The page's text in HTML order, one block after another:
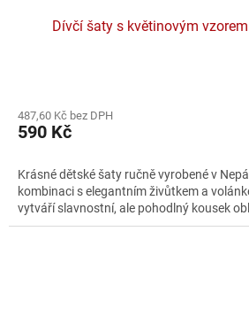
Dívčí šaty s květinovým
487,60 Kč bez DPH
590 Kč
Krásné dětské šaty ručně vyrobené v
kombinaci s elegantním živůtkem a
vytváří slavnostní, ale pohodlný kousek